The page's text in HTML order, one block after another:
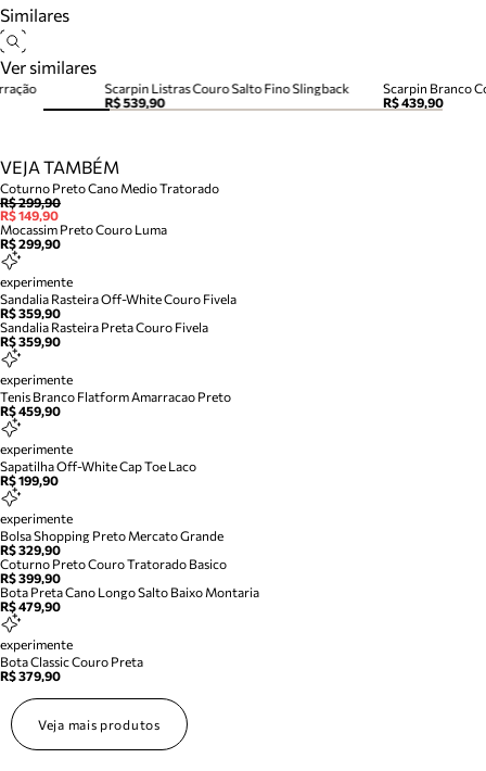
Similares
Ver similares
Scarpin Listras Couro Salto Fino Slingback
R$ 539,90
Scarpin Branco
R$ 439,90
VEJA TAMBÉM
Coturno Preto Cano Medio Tratorado
R$ 299,90
R$ 149,90
Mocassim Preto Couro Luma
R$ 299,90
experimente
Sandalia Rasteira Off-White Couro Fivela
R$ 359,90
Sandalia Rasteira Preta Couro Fivela
R$ 359,90
experimente
Tenis Branco Flatform Amarracao Preto
R$ 459,90
experimente
Sapatilha Off-White Cap Toe Laco
R$ 199,90
experimente
Bolsa Shopping Preto Mercato Grande
R$ 329,90
Coturno Preto Couro Tratorado Basico
R$ 399,90
Bota Preta Cano Longo Salto Baixo Montaria
R$ 479,90
experimente
Bota Classic Couro Preta
R$ 379,90
Veja mais produtos